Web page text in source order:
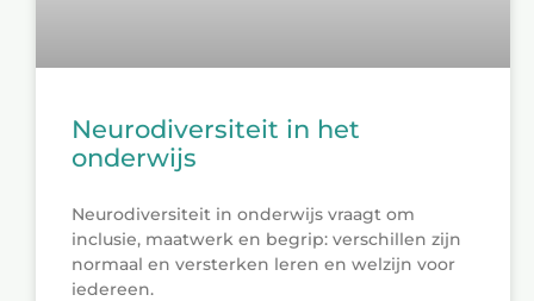
Neurodiversiteit in het
onderwijs
Neurodiversiteit in onderwijs vraagt om
inclusie, maatwerk en begrip: verschillen zijn
normaal en versterken leren en welzijn voor
iedereen.